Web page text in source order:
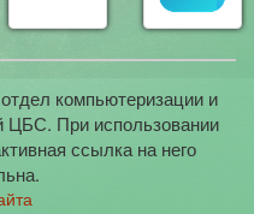
компьютеризации и
ЦБС. При использовании
ссылка на него